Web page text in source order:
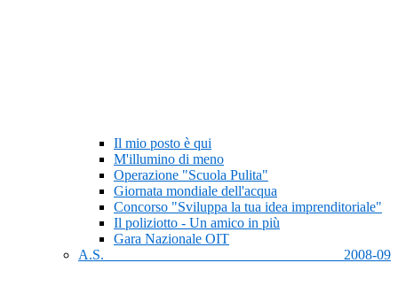
Il mio posto è qui
M'illumino di meno
Operazione "Scuola Pulita"
Giornata mondiale dell'acqua
Concorso "Sviluppa la tua idea imprenditoriale"
Il poliziotto - Un amico in più
Gara Nazionale OIT
A.S. 2008-09